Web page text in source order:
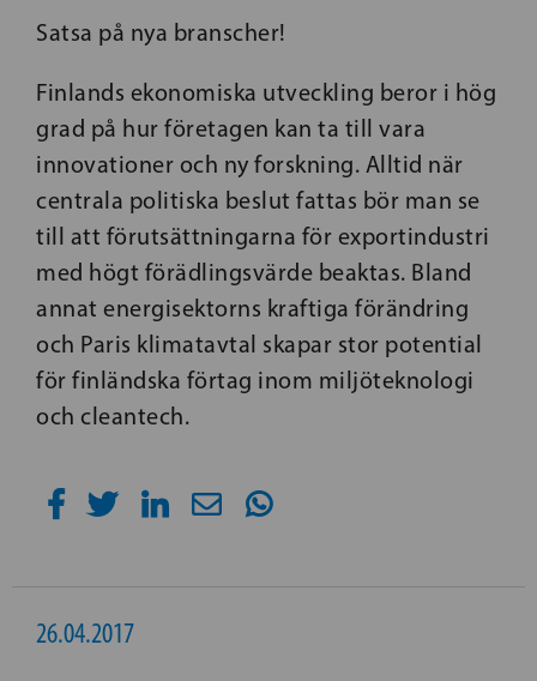
Satsa på nya branscher!
Finlands ekonomiska utveckling beror i hög
grad på hur företagen kan ta till vara
innovationer och ny forskning. Alltid när
centrala politiska beslut fattas bör man se
till att förutsättningarna för exportindustri
med högt förädlingsvärde beaktas. Bland
annat energisektorns kraftiga förändring
och Paris klimatavtal skapar stor potential
för finländska förtag inom miljöteknologi
och cleantech.
26.04.2017